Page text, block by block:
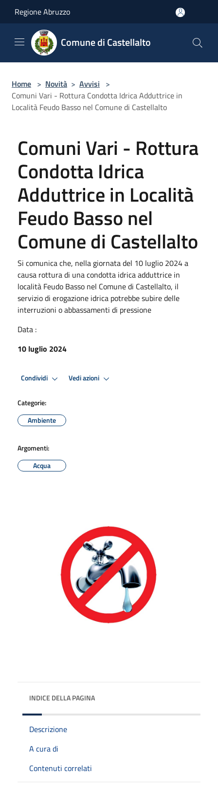
Regione Abruzzo
Comune di Castellalto
Home > Novità > Avvisi >
Comuni Vari - Rottura Condotta Idrica Adduttrice in
Località Feudo Basso nel Comune di Castellalto
Comuni Vari - Rottura
Condotta Idrica
Adduttrice in Località
Feudo Basso nel
Comune di Castellalto
Si comunica che, nella giornata del 10 luglio 2024 a
causa rottura di una condotta idrica adduttrice in
località Feudo Basso nel Comune di Castellalto, il
servizio di erogazione idrica potrebbe subire delle
interruzioni o abbassamenti di pressione
Data :
10 luglio 2024
Condividi Vedi azioni
Categorie:
Ambiente
Argomenti:
Acqua
INDICE DELLA PAGINA
Descrizione
A cura di
Contenuti correlati